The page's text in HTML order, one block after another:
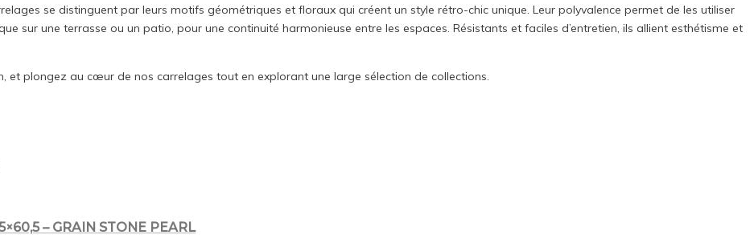
se distinguent par leurs motifs géométriques et floraux qui créent un style rétro-chic unique. Leur polyvalence permet de les utiliser
sur une terrasse ou un patio, pour une continuité harmonieuse entre les espaces. Résistants et faciles d’entretien, ils allient esthétisme et
et plongez au cœur de nos carrelages tout en explorant une large sélection de collections.
– GRAIN STONE PEARL